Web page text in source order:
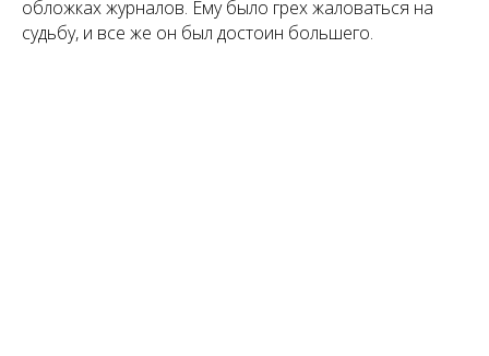
обложках журналов. Ему было грех жаловаться на
судьбу, и все же он был достоин большего.